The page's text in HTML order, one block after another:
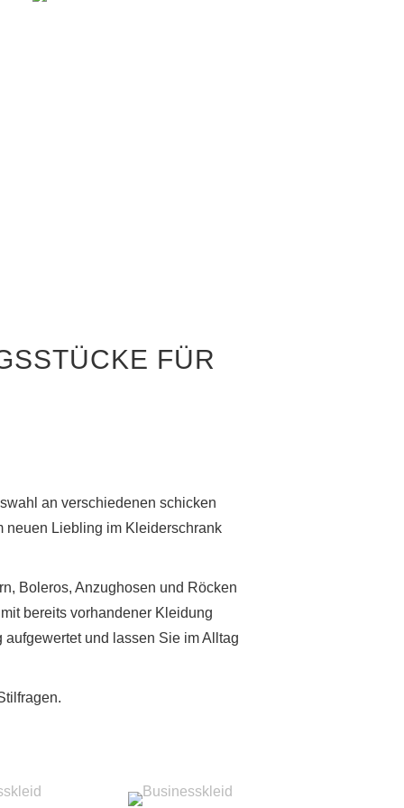
FÜR
an verschiedenen schicken
neuen Liebling im Kleiderschrank
Boleros, Anzughosen und Röcken
bereits vorhandener Kleidung
und lassen Sie im Alltag